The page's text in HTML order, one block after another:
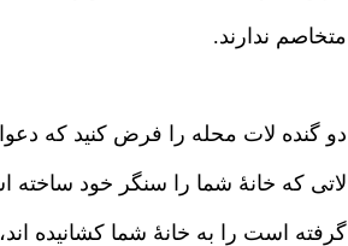
متخاصم ندارند.
دو گنده لات محله را فرض کنید که
لاتی که خانهٔ شما را سنگر خود
گرفته است را به خانهٔ شما کشانیده